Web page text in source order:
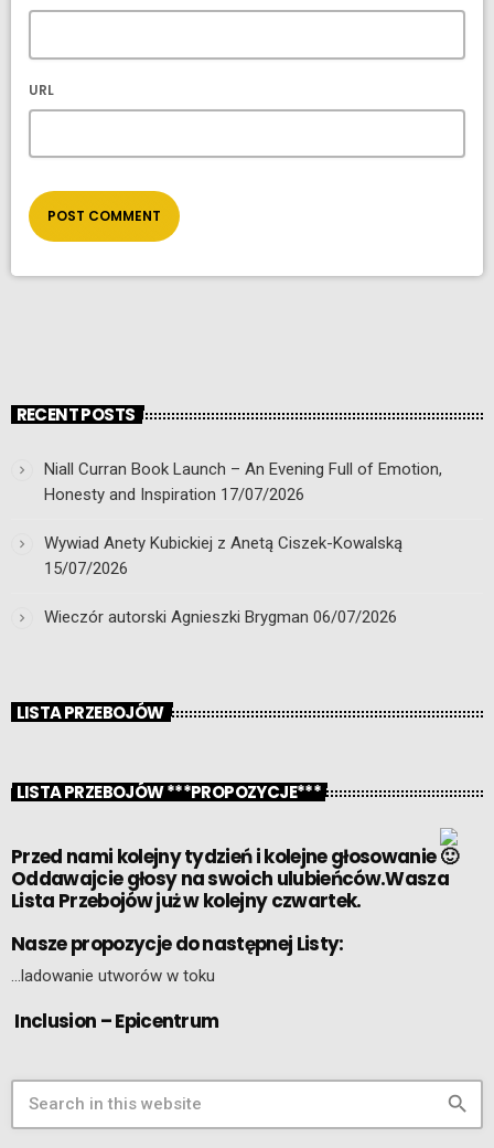
URL
RECENT POSTS
Niall Curran Book Launch – An Evening Full of Emotion,
Honesty and Inspiration 17/07/2026
Wywiad Anety Kubickiej z Anetą Ciszek-Kowalską
15/07/2026
Wieczór autorski Agnieszki Brygman 06/07/2026
LISTA PRZEBOJÓW
LISTA PRZEBOJÓW ***PROPOZYCJE***
Przed nami kolejny tydzień i kolejne głosowanie
Oddawajcie głosy na swoich ulubieńców.Wasza
Lista Przebojów już w kolejny czwartek.
Nasze propozycje do następnej Listy:
…ladowanie utworów w toku
Inclusion – Epicentrum
search